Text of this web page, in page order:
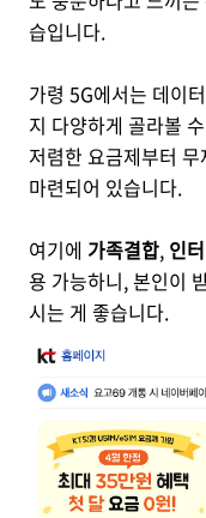
습입니다.
가령 5G에서는 데이
지 다양하게 골라볼
저렴한 요금제부터
마련되어 있습니다.
여기에 가족결합, 인
용 가능하니, 본인이
시는 게 좋습니다.